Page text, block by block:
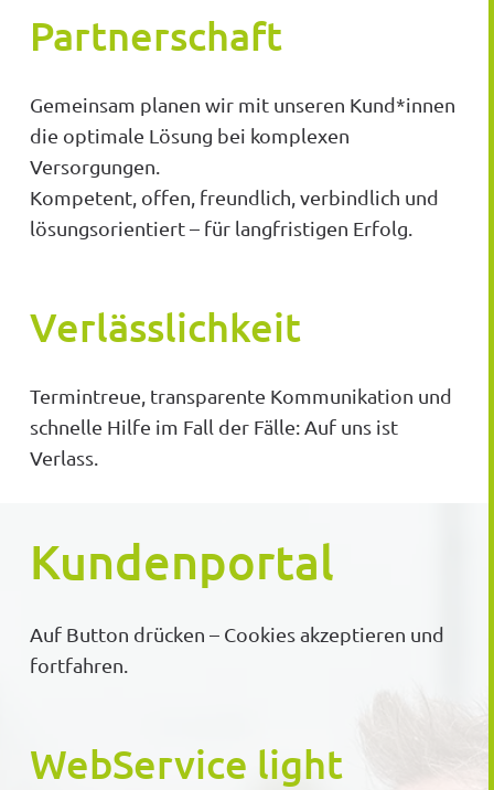
Partnerschaft
Gemeinsam planen wir mit unseren Kund*innen
die optimale Lösung bei komplexen
Versorgungen.
Kompetent, offen, freundlich, verbindlich und
lösungsorientiert – für langfristigen Erfolg.
Verlässlichkeit
Termintreue, transparente Kommunikation und
schnelle Hilfe im Fall der Fälle: Auf uns ist
Verlass.
Kundenportal
Auf Button drücken – Cookies akzeptieren und
fortfahren.
WebService light